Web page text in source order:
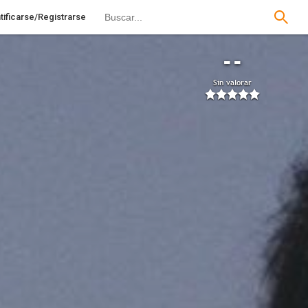
Registrarse
--
Sin valorar